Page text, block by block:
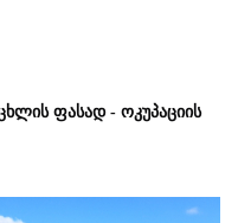
ფასად - ოკუპაციის